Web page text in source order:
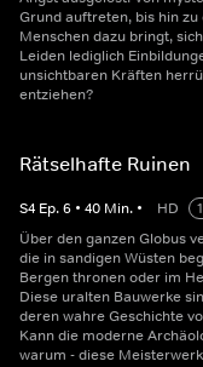
Grund auftreten, bis hin
Menschen dazu bringt,
Leiden lediglich
unsichtbaren Kräften
entziehen?
Rätselhafte Ruinen
S4 Ep.6 • 40 Min. • HD
Über den ganzen Globus
die in sandigen Wüsten
Bergen thronen oder im
Diese uralten Bauwerke
deren wahre Geschichte
Kann die moderne
warum - diese